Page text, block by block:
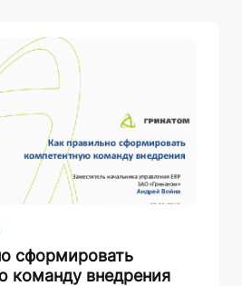
сформировать
команду внедрения